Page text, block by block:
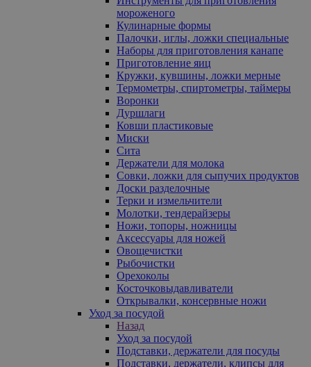
мороженого
Кулинарные формы
Палочки, иглы, ложки специальные
Наборы для приготовления канапе
Приготовление яиц
Кружки, кувшины, ложки мерные
Термометры, спиртометры, таймеры
Воронки
Дуршлаги
Ковши пластиковые
Миски
Сита
Держатели для молока
Совки, ложки для сыпучих продуктов
Доски разделочные
Терки и измельчители
Молотки, тендерайзеры
Ножи, топоры, ножницы
Аксессуары для ножей
Овощечистки
Рыбочистки
Орехоколы
Косточковыдавливатели
Открывалки, консервные ножи
Уход за посудой
Назад
Уход за посудой
Подставки, держатели для посуды
Подставки, держатели, клипсы для